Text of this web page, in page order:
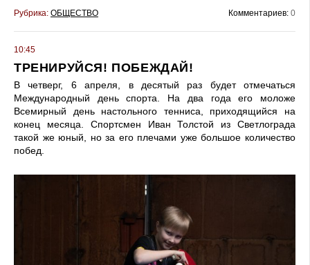
Рубрика: ОБЩЕСТВО Комментариев: 0
10:45
ТРЕНИРУЙСЯ! ПОБЕЖДАЙ!
В четверг, 6 апреля, в десятый раз будет отмечаться
Международный день спорта. На два года его моложе
Всемирный день настольного тенниса, приходящийся на
конец месяца. Спортсмен Иван Толстой из Светло­града
такой же юный, но за его плечами уже большое количество
побед.